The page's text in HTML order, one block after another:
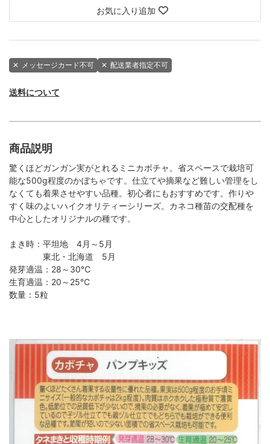
お気に入り追加
✕ メッセージカード不可 ✕ 配送業者指定不可
送料について
商品説明
驚くほどガンガン実がとれるミニカボチャ。省スペースで栽培可
能な500g程度のかぼちゃです。仕立てや摘果など難しい管理をし
なくても着果させやすい品種。初心者にもおすすめです。作りや
すく味のよいハイクオリティーシリーズ。カネコ種苗の交配種を
中心としたオリジナルの種です。
まき時：平坦地 4月～5月
東北・北海道 5月
発芽適温：28～30℃
生育適温：20～25℃
数量：5粒